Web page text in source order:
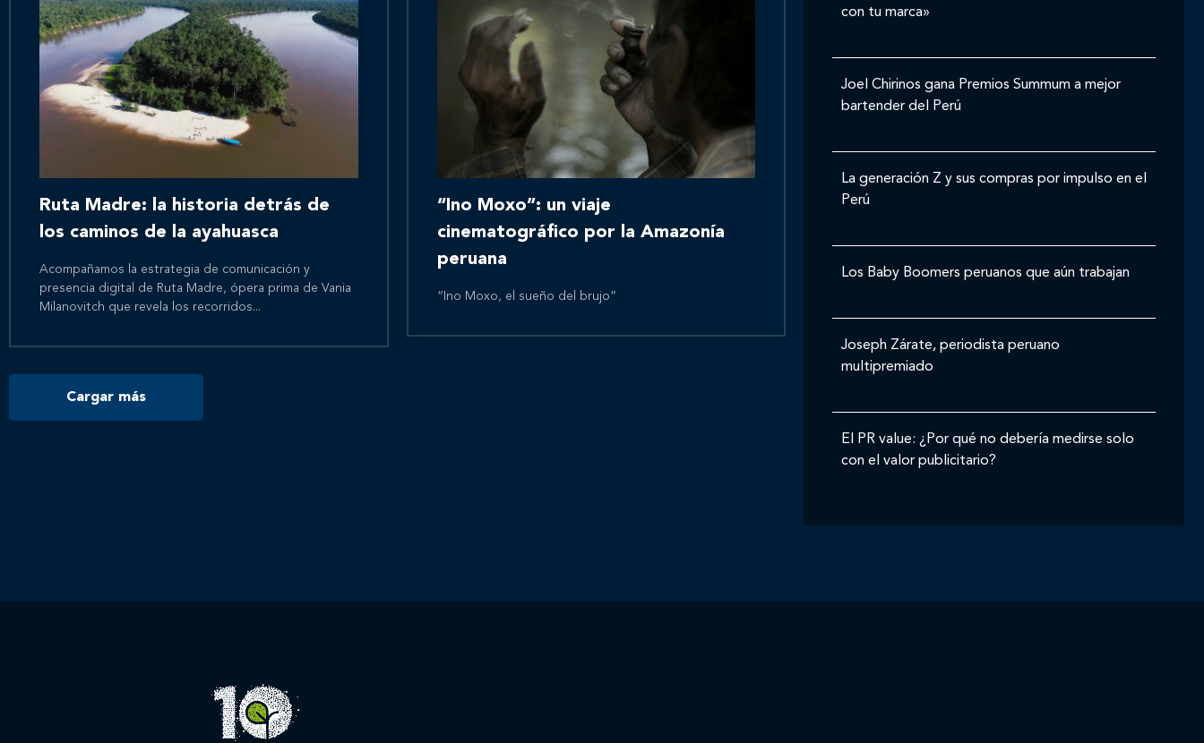
Novedades
Contáctanos
Ruta Madre: la historia detrás de
los caminos de la ayahuasca
Acompañamos la estrategia de comunicación y
presencia digital de Ruta Madre, ópera prima de Vania
Milanovitch que revela los recorridos...
“Ino Moxo”: un viaje
cinematográfico por la Amazonía
peruana
“Ino Moxo, el sueño del brujo”
Cargar más
con tu marca»
Joel Chirinos gana Premios Summum a mejor
bartender del Perú
La generación Z y sus compras por impulso en el
Perú
Los Baby Boomers peruanos que aún trabajan
Joseph Zárate, periodista peruano
multipremiado
El PR value: ¿Por qué no debería medirse solo
con el valor publicitario?